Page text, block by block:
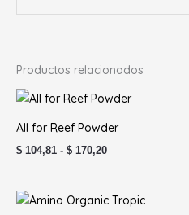
Productos relacionados
All for Reef Powder
$ 104,81 - $ 170,20
Rango
precios:
desde
$ 104,81